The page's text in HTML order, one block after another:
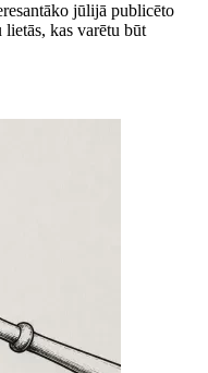
jūlijā publicēto
kas varētu būt